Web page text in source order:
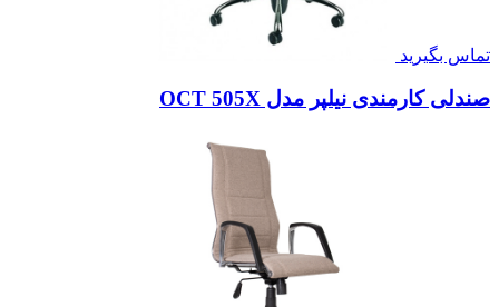
تماس بگیرید
صندلی کارمندی نیلپر مدل OCT 505X